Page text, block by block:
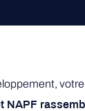
NAPF